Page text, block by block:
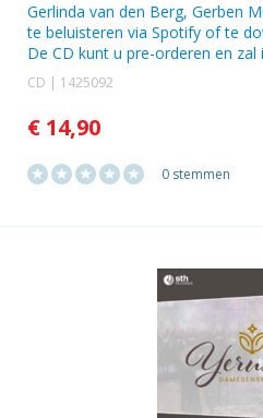
Gerlinda van den Berg, Gerben
te beluisteren via Spotify of te
De CD kunt u pre-orderen en zal
CD | 1425092
€ 14,90
0 stemmen